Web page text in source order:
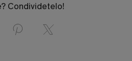
Condividetelo!